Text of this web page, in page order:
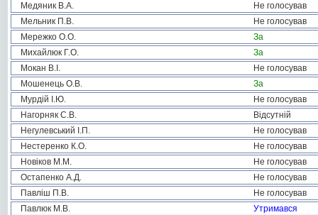
Медяник В.А.
Не голосував
Мельник П.В.
Не голосував
Мережко О.О.
За
Михайлюк Г.О.
За
Мокан В.І.
Не голосував
Мошенець О.В.
За
Мурдій І.Ю.
Не голосував
Нагорняк С.В.
Відсутній
Негулевський І.П.
Не голосував
Нестеренко К.О.
Не голосував
Новіков М.М.
Не голосував
Остапенко А.Д.
Не голосував
Павліш П.В.
Не голосував
Павлюк М.В.
Утримався